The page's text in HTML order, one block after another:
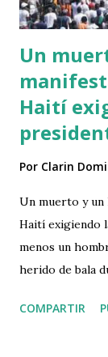
su férreo odio
despectiva y ...
Un
Haití
Por Clarin
Un muerto y un
Haití exigiendo
menos un
herido de bala
presidente
COMPARTIR